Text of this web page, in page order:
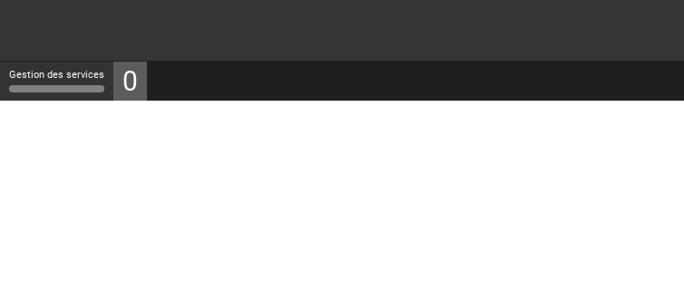
Gestion des services 0